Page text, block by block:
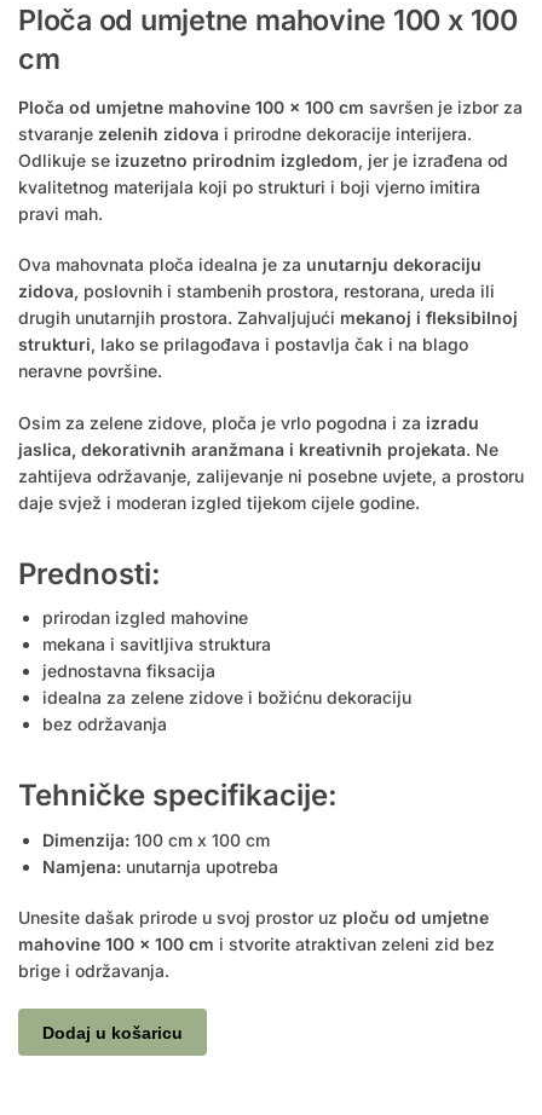
Ploča od umjetne mahovine 100 x 100
cm
Ploča od umjetne mahovine 100 x 100 cm savršen je izbor za
stvaranje zelenih zidova i prirodne dekoracije interijera.
Odlikuje se izuzetno prirodnim izgledom, jer je izrađena od
kvalitetnog materijala koji po strukturi i boji vjerno imitira
pravi mah.
Ova mahovnata ploča idealna je za unutarnju dekoraciju
zidova, poslovnih i stambenih prostora, restorana, ureda ili
drugih unutarnjih prostora. Zahvaljujući mekanoj i fleksibilnoj
strukturi, lako se prilagođava i postavlja čak i na blago
neravne površine.
Osim za zelene zidove, ploča je vrlo pogodna i za izradu
jaslica, dekorativnih aranžmana i kreativnih projekata. Ne
zahtijeva održavanje, zalijevanje ni posebne uvjete, a prostoru
daje svjež i moderan izgled tijekom cijele godine.
Prednosti:
prirodan izgled mahovine
mekana i savitljiva struktura
jednostavna fiksacija
idealna za zelene zidove i božićnu dekoraciju
bez održavanja
Tehničke specifikacije:
Dimenzija: 100 cm x 100 cm
Namjena: unutarnja upotreba
Unesite dašak prirode u svoj prostor uz ploču od umjetne
mahovine 100 x 100 cm i stvorite atraktivan zeleni zid bez
brige i održavanja.
Dodaj u košaricu